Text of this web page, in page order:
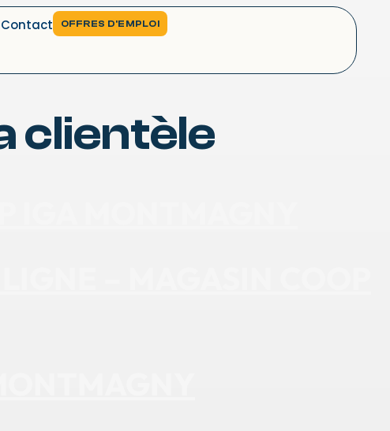
Contact OFFRES D'EMPLOI
clientèle